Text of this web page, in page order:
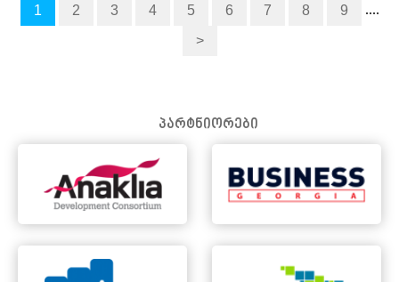
1 2 3 4 5 6 7 8 9 ....
>
პარტნიორები